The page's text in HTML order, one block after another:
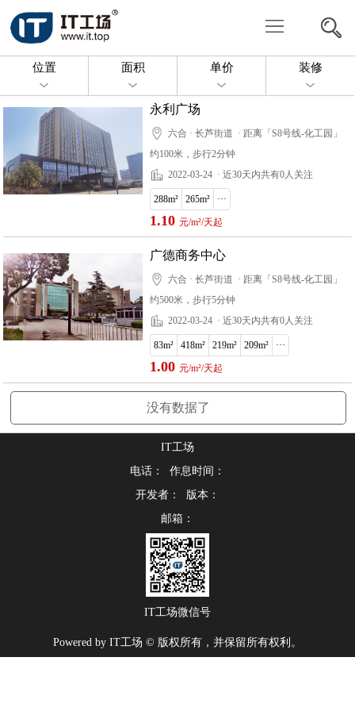
写
字
共
公
找
房
放
房
源
关
我
们
系
我
们
位置 面积 单价 装修
永利广场
六合 · 长芦街道 · 距离「S8号线-化工园」
约100米，步行2分钟
2022-03-24 · 近30天内共有0人关注
288m² 265m² ···
1.10 元/m²/天起
广德商务中心
六合 · 长芦街道 · 距离「S8号线-化工园」
约500米，步行5分钟
2022-03-24 · 近30天内共有0人关注
83m² 418m² 219m² 209m² ···
1.00 元/m²/天起
没有数据了
IT工场
电话： 作息时间：
开发者： 版本：
邮箱：
IT工场微信号
Powered by IT工场 © 版权所有，并保留所有权利。